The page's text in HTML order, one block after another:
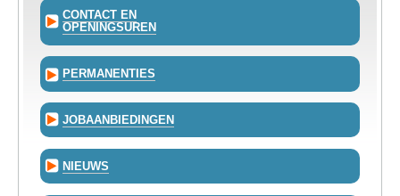
CONTACT EN
OPENINGSUREN
PERMANENTIES
JOBAANBIEDINGEN
NIEUWS